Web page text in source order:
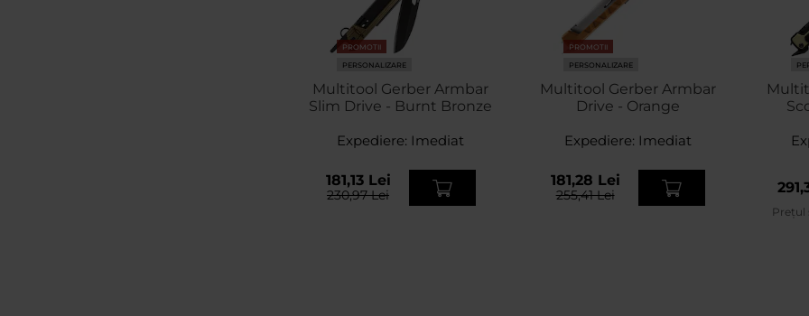
PROMOTII
PERSONALIZARE
Multitool Gerber Armbar
Slim Drive - Burnt Bronze
Expediere: Imediat
181,13 Lei
230,97 Lei
PROMOTII
PERSONALIZARE
Multitool Gerber Armbar
Drive - Orange
Expediere: Imediat
181,28 Lei
255,41 Lei
Prețul